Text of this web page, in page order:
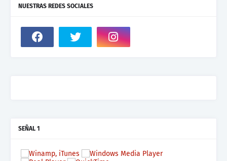
NUESTRAS REDES SOCIALES
SEÑAL 1